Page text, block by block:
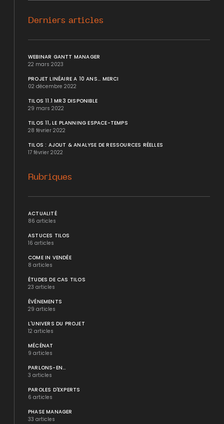
Derniers articles
WEBINAR GANTT MANAGER
22 mars 2023
PROJET LINÉAIRE A 10 ANS... MERCI
02 décembre 2022
TILOS 11.1 MR3 DISPONIBLE
29 mars 2022
TILOS 11, LE PLANNING ESPACE-TEMPS
28 février 2022
TILOS : AJOUT & ANALYSE DE RESSOURCES RÉELLES
17 février 2022
Rubriques
ACTUALITÉ
86 articles
ASTUCES TILOS
16 articles
COME IN VENDÉE
8 articles
ÉTUDES DE CAS TILOS
23 articles
ÉVÉNEMENTS
29 articles
L'UNIVERS DU PROJET
12 articles
MÉCÉNAT
9 articles
PARLONS-EN...
3 articles
PAROLES D'EXPERTS
6 articles
PHASE MANAGER
33 articles